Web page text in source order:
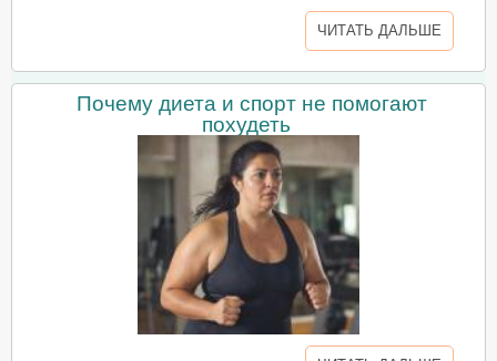
ЧИТАТЬ ДАЛЬШЕ
Почему диета и спорт не помогают
похудеть